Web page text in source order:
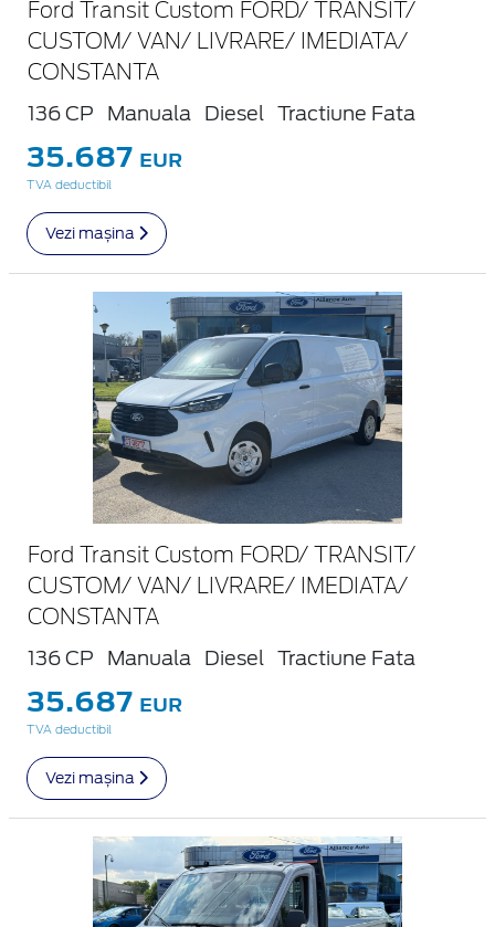
Ford Transit Custom FORD/ TRANSIT/
CUSTOM/ VAN/ LIVRARE/ IMEDIATA/
CONSTANTA
136 CP Manuala Diesel Tractiune Fata
35.687 EUR
TVA deductibil
Vezi mașina
Ford Transit Custom FORD/ TRANSIT/
CUSTOM/ VAN/ LIVRARE/ IMEDIATA/
CONSTANTA
136 CP Manuala Diesel Tractiune Fata
35.687 EUR
TVA deductibil
Vezi mașina